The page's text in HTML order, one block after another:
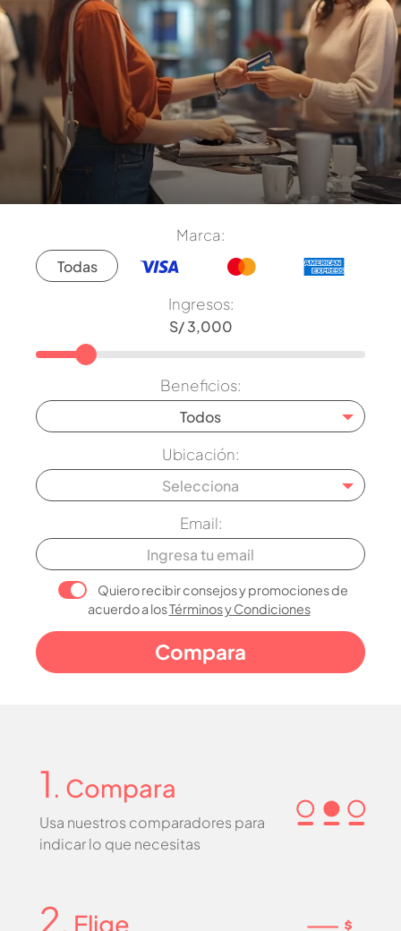
Marca:
Todas
Ingresos:
Beneficios:
Todos
Ubicación:
Selecciona
Email:
Quiero recibir consejos y promociones de
acuerdo a losTérminos y Condiciones
1 . Compara
Usa nuestros comparadores para
indicar lo que necesitas
2. Elige